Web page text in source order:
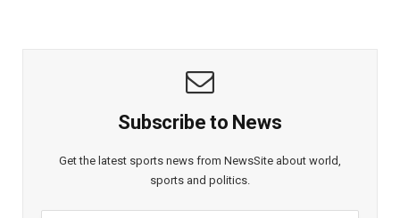
Subscribe to News
Get the latest sports news from NewsSite about world,
sports and politics.